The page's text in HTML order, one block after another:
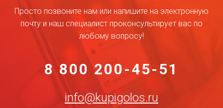
Просто позвоните нам или напишите на электронную
почту и наш специалист проконсультирует вас по
любому вопросу!
8 800 200-45-51
info@kupigolos.ru